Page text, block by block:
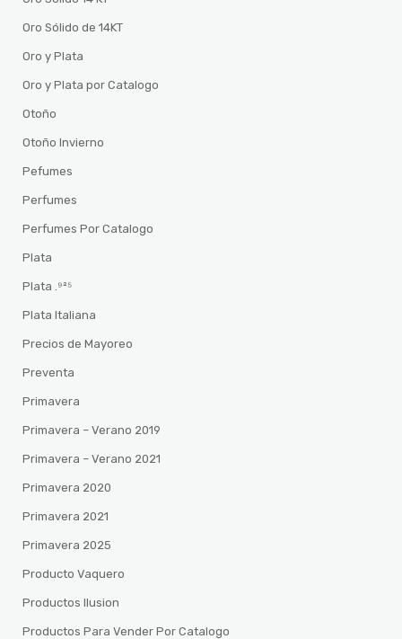
Oro Sólido de 14KT
Oro y Plata
Oro y Plata por Catalogo
Otoño
Otoño Invierno
Pefumes
Perfumes
Perfumes Por Catalogo
Plata
Plata .⁹²⁵
Plata Italiana
Precios de Mayoreo
Preventa
Primavera
Primavera – Verano 2019
Primavera – Verano 2021
Primavera 2020
Primavera 2021
Primavera 2025
Producto Vaquero
Productos Ilusion
Productos Para Vender Por Catalogo